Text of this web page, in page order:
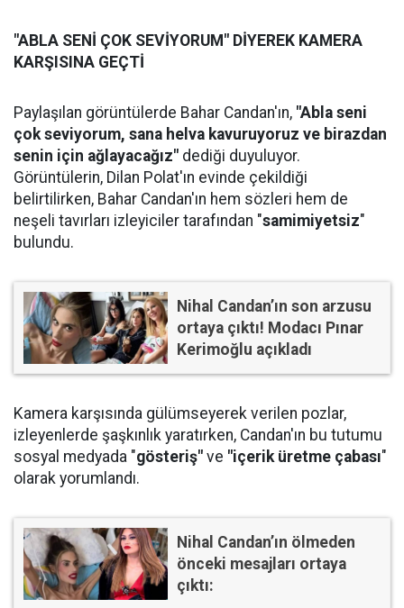
"ABLA SENİ ÇOK SEVİYORUM" DİYEREK KAMERA
KARŞISINA GEÇTİ
Paylaşılan görüntülerde Bahar Candan'ın, "Abla seni
çok seviyorum, sana helva kavuruyoruz ve birazdan
senin için ağlayacağız" dediği duyuluyor.
Görüntülerin, Dilan Polat'ın evinde çekildiği
belirtilirken, Bahar Candan'ın hem sözleri hem de
neşeli tavırları izleyiciler tarafından "samimiyetsiz"
bulundu.
Nihal Candan’ın son arzusu
ortaya çıktı! Modacı Pınar
Kerimoğlu açıkladı
Kamera karşısında gülümseyerek verilen pozlar,
izleyenlerde şaşkınlık yaratırken, Candan'ın bu tutumu
sosyal medyada "gösteriş" ve "içerik üretme çabası"
olarak yorumlandı.
Nihal Candan’ın ölmeden
önceki mesajları ortaya
çıktı: